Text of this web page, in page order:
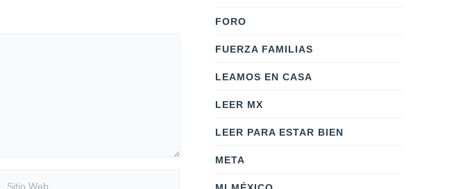
FORO
FUERZA FAMILIAS
LEAMOS EN CASA
LEER MX
LEER PARA ESTAR BIEN
META